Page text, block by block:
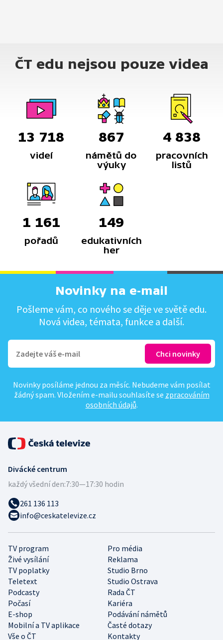
ČT edu nejsou pouze videa
13 718
videí
867
námětů do
výuky
4 838
pracovních
listů
1 161
pořadů
149
edukativních
her
Novinky na e-mail
Pošleme vám, co nového se děje ve světě edu.
Nová videa, témata, funkce a další.
Novinky posíláme jednou za měsíc. Nebudeme vám posílat
žádný spam. Vložením e-mailu souhlasíte se zpracováním
osobních údajů.